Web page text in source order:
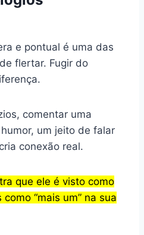
e pontual é uma das
flertar. Fugir do
comentar uma
um jeito de falar
conexão real.
que ele é visto como
“mais um” na sua